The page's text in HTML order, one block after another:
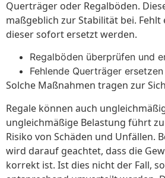
Querträger oder Regalböden.
maßgeblich zur Stabilität bei.
dieser sofort ersetzt werden.
Regalböden überprüfen und
Fehlende Querträger ersetzen
Solche Maßnahmen tragen zur
Regale können auch
ungleichmäßige Belastung führt
Risiko von Schäden und Unfällen.
wird darauf geachtet, dass die
korrekt ist. Ist dies nicht der Fall,